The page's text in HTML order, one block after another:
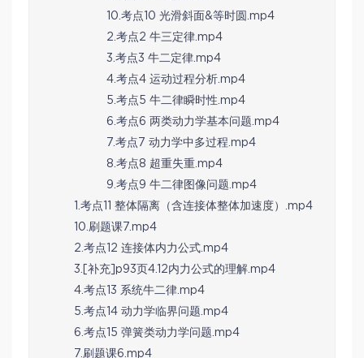
10.考点10 光滑斜面&等时圆.mp4
2.考点2 牛三定律.mp4
3.考点3 牛二定律.mp4
4.考点4 运动过程分析.mp4
5.考点5 牛二律瞬时性.mp4
6.考点6 两类动力学基本问题.mp4
7.考点7 动力学中多过程.mp4
8.考点8 超重失重.mp4
9.考点9 牛二律图像问题.mp4
1.考点11 整体隔离（含连接体整体加速度）.mp4
10.刷题课7.mp4
2.考点12 连接体内力公式.mp4
3.[补充]p93页4.12内力公式的理解.mp4
4.考点13 系统牛二律.mp4
5.考点14 动力学临界问题.mp4
6.考点15 弹簧类动力学问题.mp4
7.刷题课6.mp4